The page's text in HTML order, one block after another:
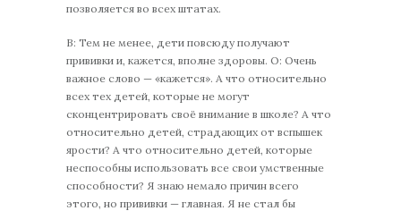
позволяется во всех штатах.
В: Тем не менее, дети повсюду получают
прививки и, кажется, вполне здоровы. О: Очень
важное слово — «кажется». А что относительно
всех тех детей, которые не могут
сконцентрировать своё внимание в школе? А что
относительно детей, страдающих от вспышек
ярости? А что относительно детей, которые
неспособны использовать все свои умственные
способности? Я знаю немало причин всего
этого, но прививки — главная. Я не стал бы